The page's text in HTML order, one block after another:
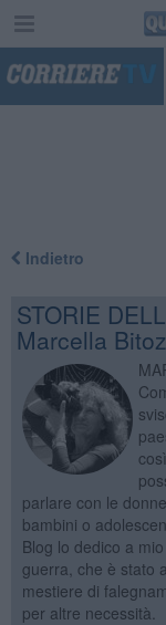
Indietro
STORIE
Marcella
parlare con le
bambini o
Blog lo dedico a
guerra, che è stato
mestiere di
per altre necessità.